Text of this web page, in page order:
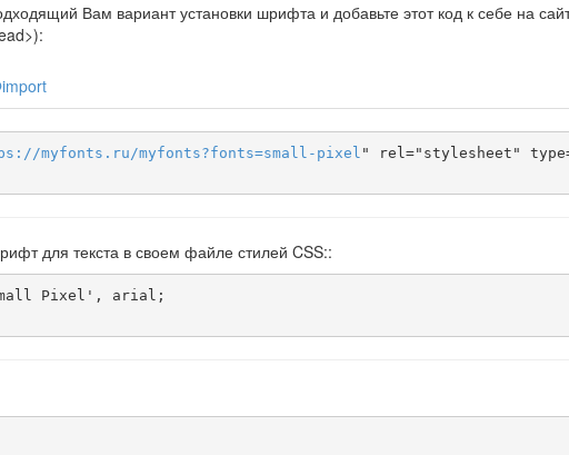
Вам вариант установки шрифта и добавьте этот код к себе на
://myfonts . ru /myfonts?fonts=small-pixel " rel="stylesheet"
для текста в своем файле стилей CSS::